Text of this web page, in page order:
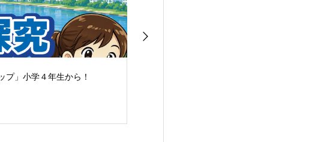
プ」小学４年生から！